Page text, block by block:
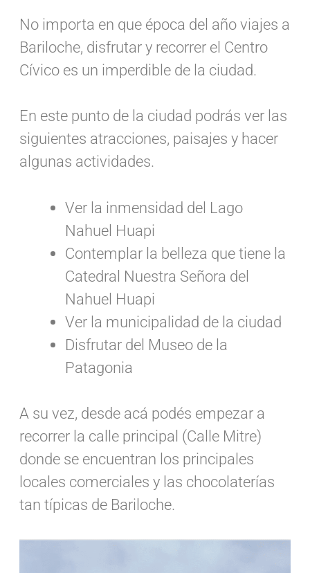
No importa en que época del año viajes a
Bariloche, disfrutar y recorrer el Centro
Cívico es un imperdible de la ciudad.
En este punto de la ciudad podrás ver las
siguientes atracciones, paisajes y hacer
algunas actividades.
Ver la inmensidad del Lago
Nahuel Huapi
Contemplar la belleza que tiene la
Catedral Nuestra Señora del
Nahuel Huapi
Ver la municipalidad de la ciudad
Disfrutar del Museo de la
Patagonia
A su vez, desde acá podés empezar a
recorrer la calle principal (Calle Mitre)
donde se encuentran los principales
locales comerciales y las chocolaterías
tan típicas de Bariloche.